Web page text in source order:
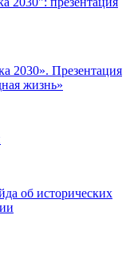
2030». Презентация
жизнь»
об исторических